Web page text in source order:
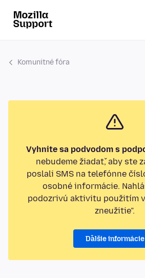
Komunitné fóra
Vyhnite sa podvodom s
nebudeme žiadať, aby ste
poslali SMS na telefónne
osobné informácie.
podozrivú aktivitu použitím
zneužitie”.
Ďalšie informácie